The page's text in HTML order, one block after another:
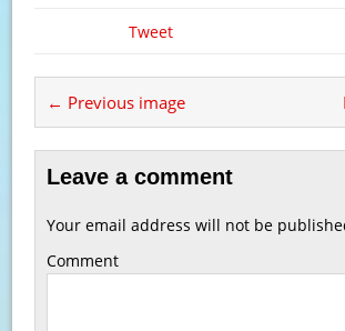
Tweet
← Previous image
Leave a comment
Your email address will not be
Comment